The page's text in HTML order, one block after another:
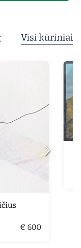
Visi kūriniai
€ 600